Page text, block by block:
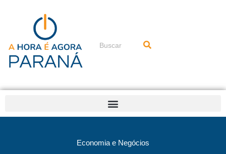
conteúdo
Pesquisar
Economia e Negócios